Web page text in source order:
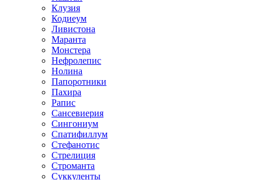
Клузия
Кодиеум
Ливистона
Маранта
Монстера
Нефролепис
Нолина
Папоротники
Пахира
Рапис
Сансевиерия
Сингониум
Спатифиллум
Стефанотис
Стрелиция
Строманта
Суккуленты